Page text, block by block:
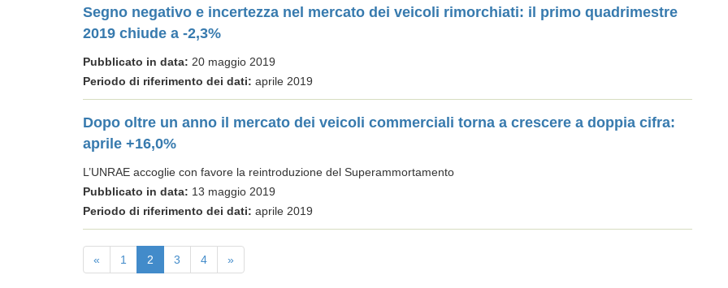
Segno negativo e incertezza nel mercato dei veicoli rimorchiati: il primo quadrimestre
2019 chiude a -2,3%
Pubblicato in data: 20 maggio 2019
Periodo di riferimento dei dati: aprile 2019
Dopo oltre un anno il mercato dei veicoli commerciali torna a crescere a doppia cifra:
aprile +16,0%
L’UNRAE accoglie con favore la reintroduzione del Superammortamento
Pubblicato in data: 13 maggio 2019
Periodo di riferimento dei dati: aprile 2019
« 1 2 3 4 »